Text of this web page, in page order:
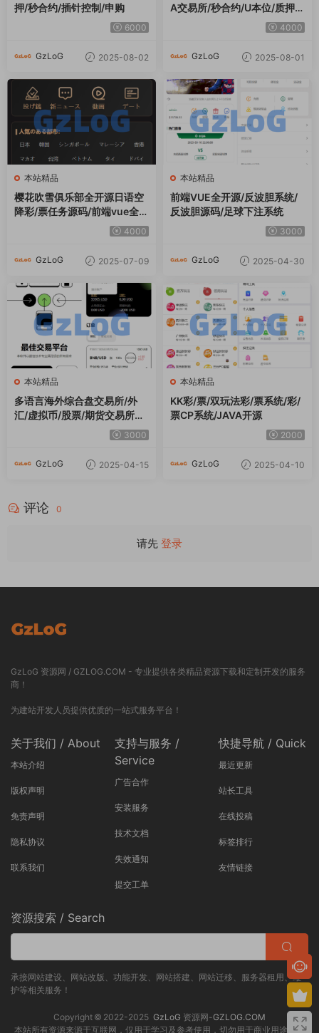
押/秒合约/插针控制/申购
6000
GzLoG 2025-08-02
A交易所/秒合约/U本位/质押借
4000
GzLoG 2025-08-01
本站精品
樱花吹雪俱乐部全开源日语空
降彩/票任务源码/前端vue全开
4000
GzLoG 2025-07-09
本站精品
前端VUE全开源/反波胆系统/
反波胆源码/足球下注系统
3000
GzLoG 2025-04-30
本站精品
多语言海外综合盘交易所/外
汇/虚拟币/股票/期货交易所系
3000
GzLoG 2025-04-15
本站精品
KK彩/票/双玩法彩/票系统/彩/
票CP系统/JAVA开源
2000
GzLoG 2025-04-10
评论 0
请先 登录
GzLoG 资源网 / GZLOG.COM - 专业提供各类精品资源下载和定制开发的服务
商！
为建站开发人员提供优质的一站式服务平台！
关于我们 / About
本站介绍
版权声明
免责声明
隐私协议
联系我们
支持与服务 /
Service
广告合作
安装服务
技术文档
失效通知
提交工单
快捷导航 / Quick
最近更新
站长工具
在线投稿
标签排行
友情链接
资源搜索 / Search
承接网站建设、网站改版、功能开发、网站搭建、网站迁移、服务器租用、维
护等相关服务！
Copyright © 2022-2025 GzLoG 资源网-GZLOG.COM
本站所有资源来源于互联网，仅用于学习及参考使用，切勿用于商业用途，如